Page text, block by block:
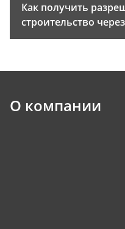
Как получить
строительство
О компании